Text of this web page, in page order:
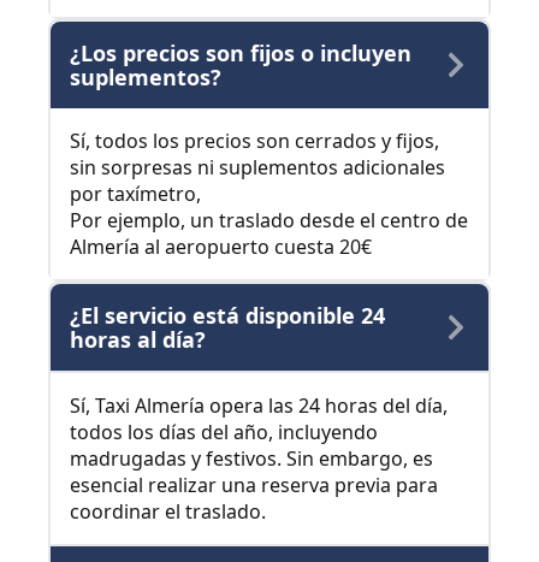
¿Los precios son fijos o incluyen
suplementos?
Sí, todos los precios son cerrados y fijos,
sin sorpresas ni suplementos adicionales
por taxímetro,
Por ejemplo, un traslado desde el centro de
Almería al aeropuerto cuesta 20€
¿El servicio está disponible 24
horas al día?
Sí, Taxi Almería opera las 24 horas del día,
todos los días del año, incluyendo
madrugadas y festivos. Sin embargo, es
esencial realizar una reserva previa para
coordinar el traslado.